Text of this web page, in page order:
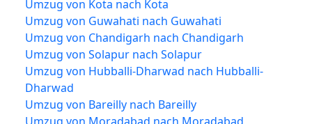
Umzug von Kota nach Kota
Umzug von Guwahati nach Guwahati
Umzug von Chandigarh nach Chandigarh
Umzug von Solapur nach Solapur
Umzug von Hubballi-Dharwad nach Hubballi-
Dharwad
Umzug von Bareilly nach Bareilly